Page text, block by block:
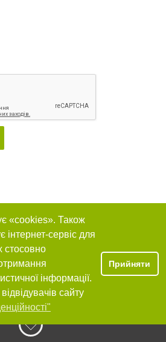
«cookies». Також
інтернет-сервіс для
стосовно
інформації.
сайту
Прийняти